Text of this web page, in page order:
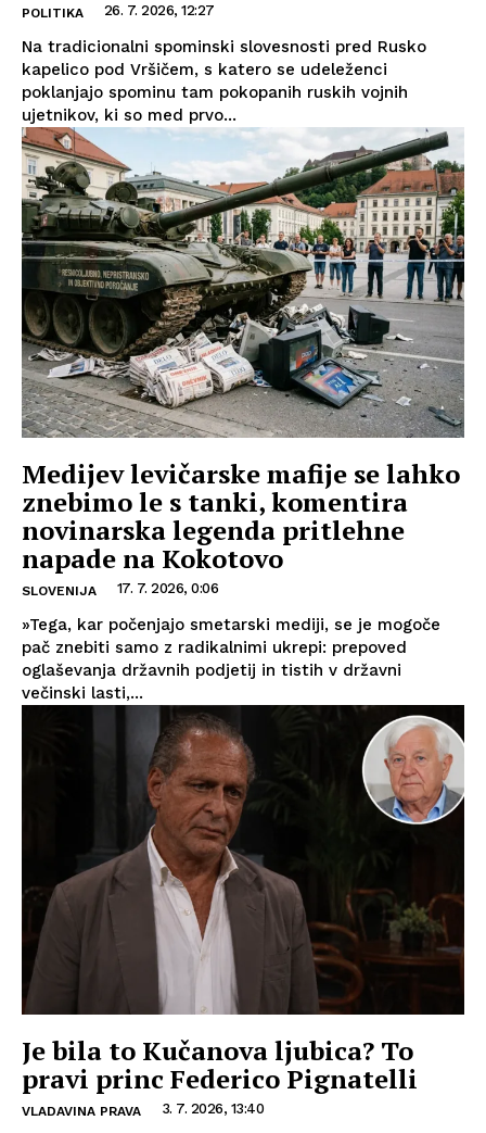
POLITIKA 26. 7. 2026, 12:27
Na tradicionalni spominski slovesnosti pred Rusko
kapelico pod Vršičem, s katero se udeleženci
poklanjajo spominu tam pokopanih ruskih vojnih
ujetnikov, ki so med prvo...
Medijev levičarske mafije se lahko
znebimo le s tanki, komentira
novinarska legenda pritlehne
napade na Kokotovo
SLOVENIJA 17. 7. 2026, 0:06
»Tega, kar počenjajo smetarski mediji, se je mogoče
pač znebiti samo z radikalnimi ukrepi: prepoved
oglaševanja državnih podjetij in tistih v državni
večinski lasti,...
Je bila to Kučanova ljubica? To
pravi princ Federico Pignatelli
VLADAVINA PRAVA 3. 7. 2026, 13:40